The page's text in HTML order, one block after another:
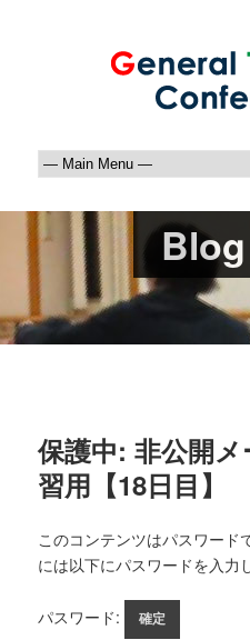
保護中: 非公開
習用【18日目】
このコンテンツはパスワード
には以下にパスワードを入力
パスワード: